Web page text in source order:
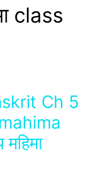
class
Ch 5